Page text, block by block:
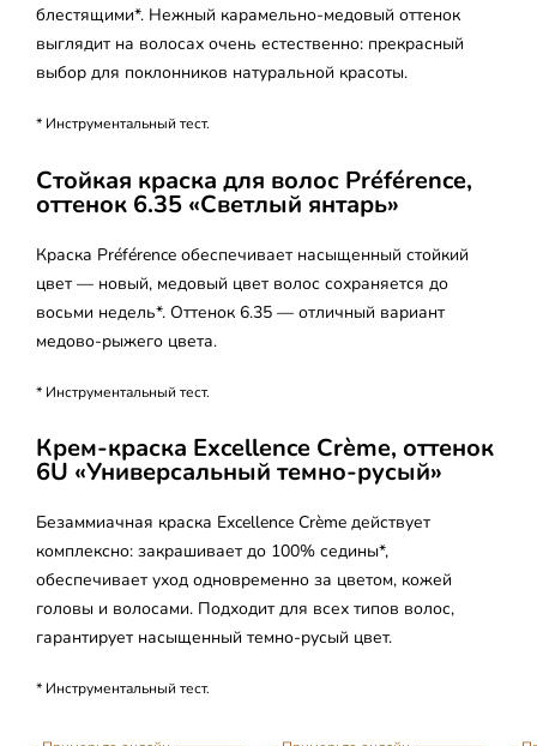
блестящими*. Нежный карамельно-медовый оттенок
выглядит на волосах очень естественно: прекрасный
выбор для поклонников натуральной красоты.
* Инструментальный тест.
Стойкая краска для волос Préférence,
оттенок 6.35 «Светлый янтарь»
Краска Préférence обеспечивает насыщенный стойкий
цвет — новый, медовый цвет волос сохраняется до
восьми недель*. Оттенок 6.35 — отличный вариант
медово-рыжего цвета.
* Инструментальный тест.
Крем-краска Excellence Crème, оттенок
6U «Универсальный темно-русый»
Безаммиачная краска Excellence Crème действует
комплексно: закрашивает до 100% седины*,
обеспечивает уход одновременно за цветом, кожей
головы и волосами. Подходит для всех типов волос,
гарантирует насыщенный темно-русый цвет.
* Инструментальный тест.